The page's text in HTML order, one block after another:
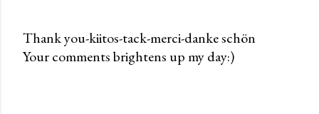
P
Thank you-kiitos-tack-merci-danke schön
Your comments brightens up my day:)